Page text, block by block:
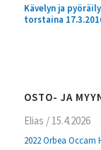
Kävelyn ja
torstaina
OSTO- JA
Elias / 15.4.2026
2022 Orbea Occam